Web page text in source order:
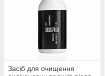
Засіб для очищення